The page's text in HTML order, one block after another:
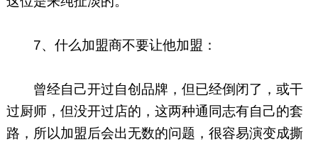
7、什么加盟商不要让他加盟：
曾经自己开过自创品牌，但已经倒闭了，或干
过厨师，但没开过店的，这两种通同志有自己的套
路，所以加盟后会出无数的问题，很容易演变成撕